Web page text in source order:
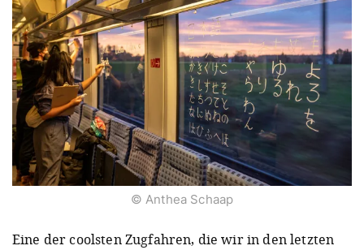
© Anthea Schaap
Eine der coolsten Zugfahren, die wir in den letzten